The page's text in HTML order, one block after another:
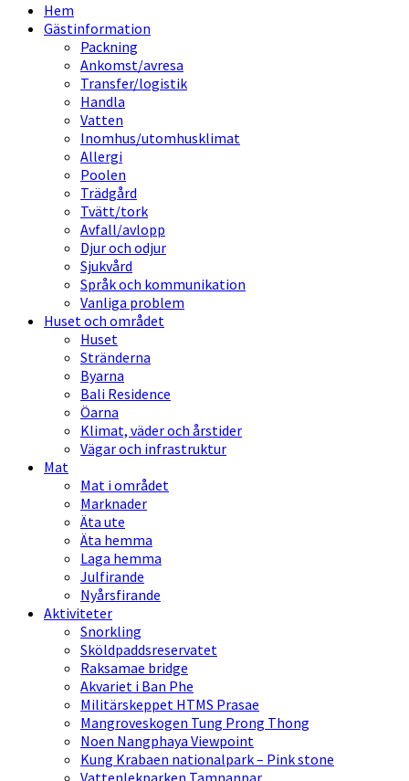
Hem
Gästinformation
Packning
Ankomst/avresa
Transfer/logistik
Handla
Vatten
Inomhus/utomhusklimat
Allergi
Poolen
Trädgård
Tvätt/tork
Avfall/avlopp
Djur och odjur
Sjukvård
Språk och kommunikation
Vanliga problem
Huset och området
Huset
Stränderna
Byarna
Bali Residence
Öarna
Klimat, väder och årstider
Vägar och infrastruktur
Mat
Mat i området
Marknader
Äta ute
Äta hemma
Laga hemma
Julfirande
Nyårsfirande
Aktiviteter
Snorkling
Sköldpaddsreservatet
Raksamae bridge
Akvariet i Ban Phe
Militärskeppet HTMS Prasae
Mangroveskogen Tung Prong Thong
Noen Nangphaya Viewpoint
Kung Krabaen nationalpark – Pink stone
Vattenlekparken Tamnanpar